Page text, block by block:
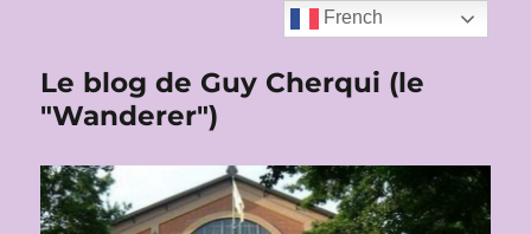
Le blog de Guy Cherqui (le
"Wanderer")
French